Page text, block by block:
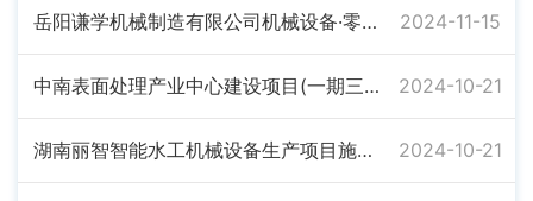
岳阳谦学机械制造有限公司机械设备·零部件制造加工项目施工许可证 2024-11-15
中南表面处理产业中心建设项目(一期三批次）施工许可证 2024-10-21
湖南丽智智能水工机械设备生产项目施工许可证 2024-10-21